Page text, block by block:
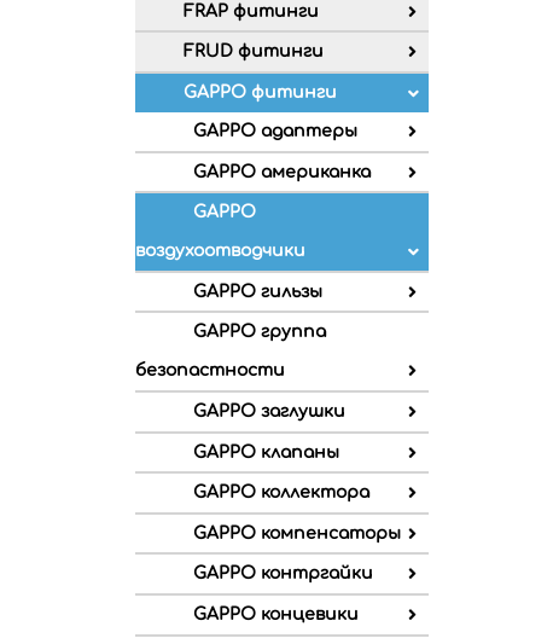
FRAP фитинги
FRUD фитинги
GAPPO фитинги
GAPPO адаптеры
GAPPO американка
GAPPO
воздухоотводчики
GAPPO гильзы
GAPPO группа
безопастности
GAPPO заглушки
GAPPO клапаны
GAPPO коллектора
GAPPO компенсаторы
GAPPO контргайки
GAPPO концевики